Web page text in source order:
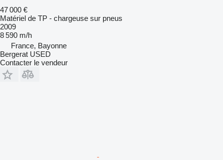
47 000 €
Matériel de TP - chargeuse sur pneus
2009
8 590 m/h
France, Bayonne
Bergerat USED
Contacter le vendeur